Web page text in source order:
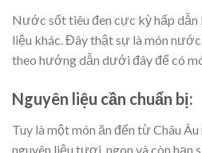
Nước sốt tiêu đen cực kỳ hấp dẫn
liệu khác. Đây thật sự là món
theo hướng dẫn dưới đây để có
Nguyên liệu cần chuẩn bị:
Tuy là một món ăn đến từ Châu
nguyên liệu tươi, ngon và còn hạn